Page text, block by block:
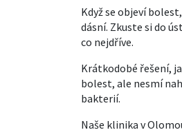
Když se objeví
dásní. Zkuste si do
co nejdříve.
Krátkodobé řešení,
bolest, ale nesmí
bakterií.
Naše klinika v